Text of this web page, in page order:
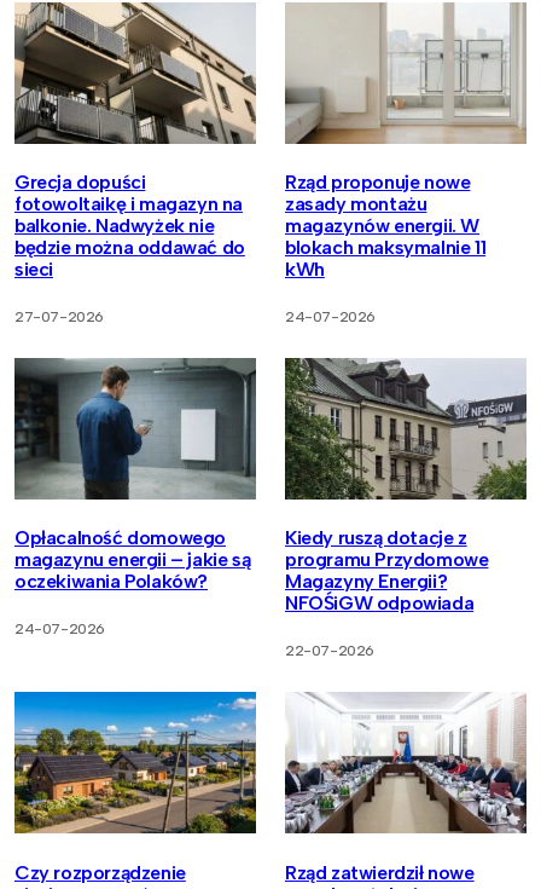
Grecja dopuści
fotowoltaikę i magazyn na
balkonie. Nadwyżek nie
będzie można oddawać do
sieci
27-07-2026
Rząd proponuje nowe
zasady montażu
magazynów energii. W
blokach maksymalnie 11
kWh
24-07-2026
Opłacalność domowego
magazynu energii – jakie są
oczekiwania Polaków?
24-07-2026
Kiedy ruszą dotacje z
programu Przydomowe
Magazyny Energii?
NFOŚiGW odpowiada
22-07-2026
Czy rozporządzenie
Rząd zatwierdził nowe